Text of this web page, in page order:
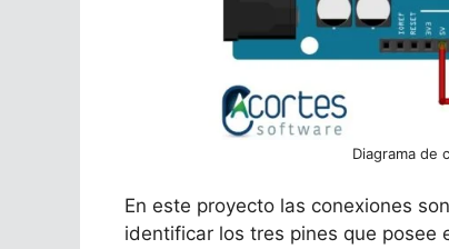
Diagrama de
En este proyecto las conexiones
identificar los tres pines que posee